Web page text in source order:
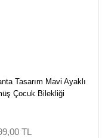
Tasarım Mavi Ayaklı
Çocuk Bilekliği
TL